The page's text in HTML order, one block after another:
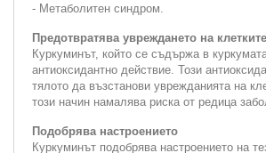
- Метаболитен синдром.
Предотвратява увреждането на клетките
Куркуминът, който се съдържа в
антиоксидантно действие. Този
тялото да възстанови уврежданията на
този начин намалява риска от редица
Подобрява настроението
Куркуминът подобрява настроението на